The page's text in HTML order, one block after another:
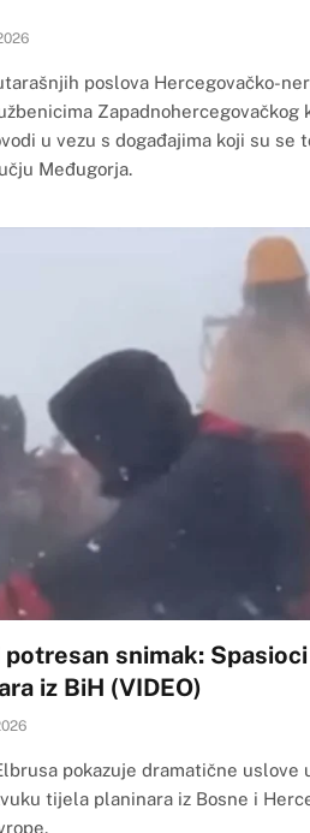
poslova Hercegovačko-
Zapadnohercegovačkog
u vezu s događajima koji su se
Međugorja.
snimak:
iz BiH (VIDEO)
pokazuje dramatične uslove
tijela planinara iz Bosne i